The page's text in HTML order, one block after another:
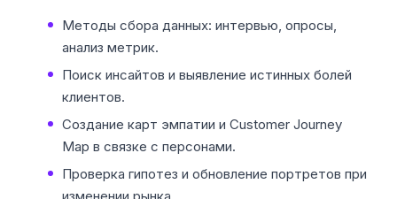
Методы сбора данных: интервью, опросы,
анализ метрик.
Поиск инсайтов и выявление истинных болей
клиентов.
Создание карт эмпатии и Customer Journey
Map в связке с персонами.
Проверка гипотез и обновление портретов при